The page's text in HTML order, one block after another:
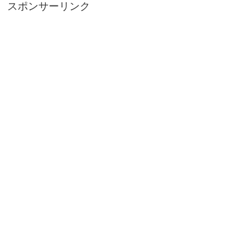
スポンサーリンク